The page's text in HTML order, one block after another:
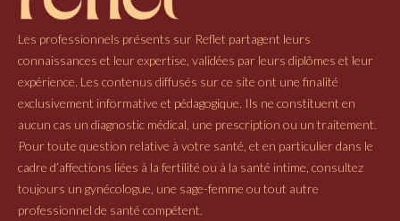
Les professionnels présents sur Reflet partagent leurs
connaissances et leur expertise, validées par leurs diplômes et leur
expérience. Les contenus diffusés sur ce site ont une finalité
exclusivement informative et pédagogique. Ils ne constituent en
aucun cas un diagnostic médical, une prescription ou un traitement.
Pour toute question relative à votre santé, et en particulier dans le
cadre d’affections liées à la fertilité ou à la santé intime, consultez
toujours un gynécologue, une sage-femme ou tout autre
professionnel de santé compétent.